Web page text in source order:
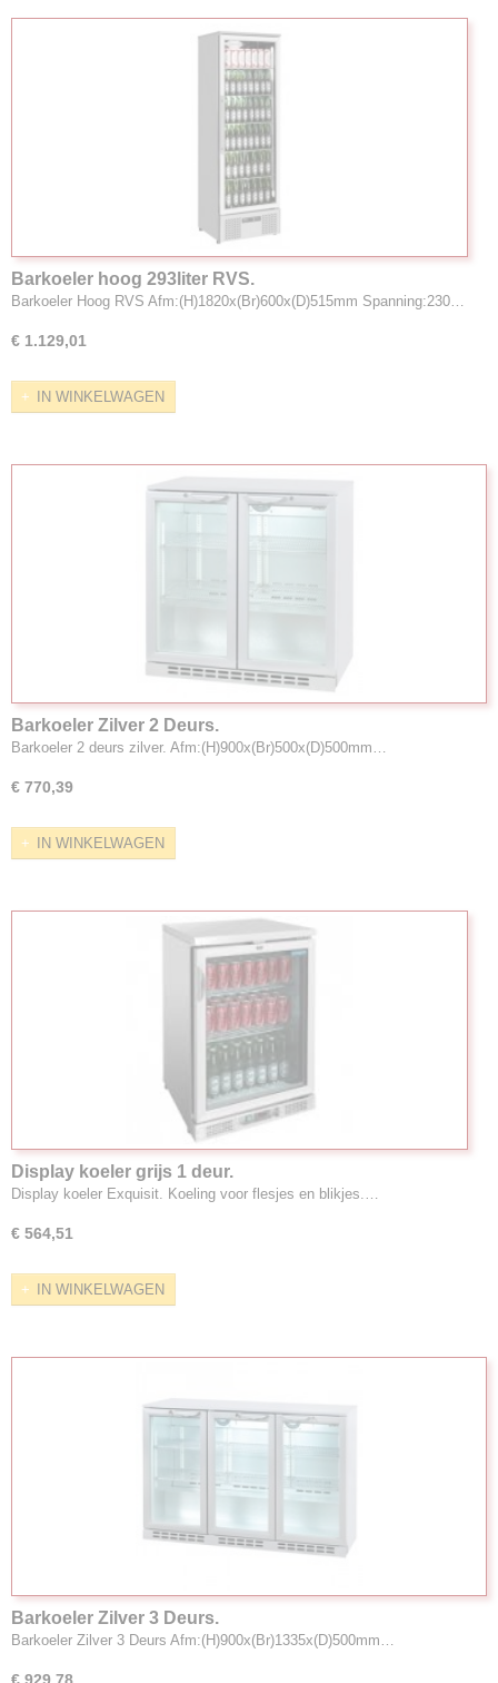
Barkoeler hoog 293liter RVS.
Barkoeler Hoog RVS Afm:(H)1820x(Br)600x(D)515mm Spanning:230…
€ 1.129,01
IN WINKELWAGEN
Barkoeler Zilver 2 Deurs.
Barkoeler 2 deurs zilver. Afm:(H)900x(Br)500x(D)500mm…
€ 770,39
IN WINKELWAGEN
Display koeler grijs 1 deur.
Display koeler Exquisit. Koeling voor flesjes en blikjes.…
€ 564,51
IN WINKELWAGEN
Barkoeler Zilver 3 Deurs.
Barkoeler Zilver 3 Deurs Afm:(H)900x(Br)1335x(D)500mm…